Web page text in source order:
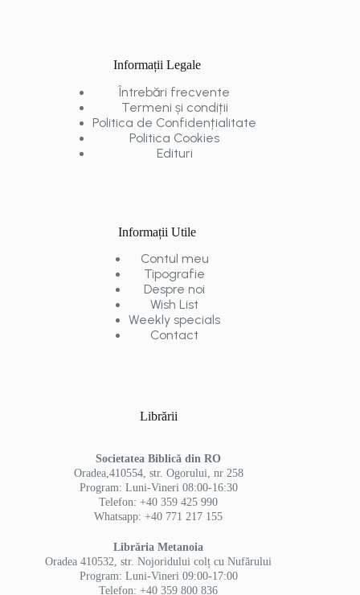
Informații Legale
Întrebări frecvente
Termeni și condiții
Politica de Confidențialitate
Politica Cookies
Edituri
Informații Utile
Contul meu
Tipografie
Despre noi
Wish List
Weekly specials
Contact
Librării
Societatea Biblică din RO
Oradea,410554, str. Ogorului, nr 258
Program: Luni-Vineri 08:00-16:30
Telefon: +40 359 425 990
Whatsapp: +40 771 217 155
Librăria Metanoia
Oradea 410532, str. Nojoridului colț cu Nufărului
Program: Luni-Vineri 09:00-17:00
Telefon: +40 359 800 836